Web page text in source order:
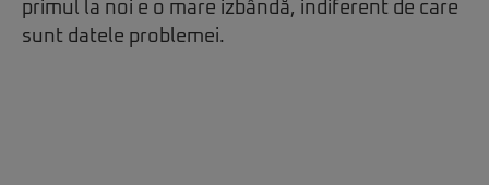
primul la noi e o mare izbândă, indiferent de care
sunt datele problemei.